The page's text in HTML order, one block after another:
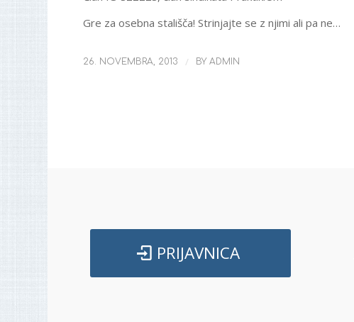
Gre za osebna stališča! Strinjajte se z njimi ali pa ne…
26. NOVEMBRA, 2013 / BYADMIN
PRIJAVNICA